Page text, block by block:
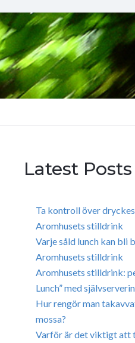
Latest Posts
Ta kontroll över
Aromhusets stilldrink
Varje såld lunch kan bli
Aromhusets stilldrink
Aromhusets stilldrink:
Lunch” med
Hur rengör man
mossa?
Varför är det viktigt att